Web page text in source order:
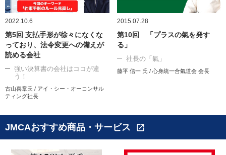
2022.10.6
第5回 支払手形が徐々になくな
っており、法令変更への備えが
読める会社
強い決算書の会社はココが違
う！
古山喜章氏 / アイ・シー・オーコンサル
ティング社長
2015.07.28
第10回 「プラスの氣を発す
る」
社長の「氣」
藤平 信一 氏 / 心身統一合氣道会 会長
JMCAおすすめ商品・サービス open_in_new